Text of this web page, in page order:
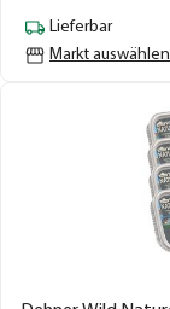
Lieferbar
Markt auswählen